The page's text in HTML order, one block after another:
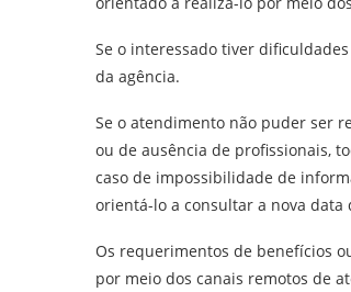
Se o interessado tiver
da agência.
Se o atendimento não puder ser
ou de ausência de profissionais,
caso de impossibilidade de
orientá-lo a consultar a nova
Os requerimentos de benefícios
por meio dos canais remotos de